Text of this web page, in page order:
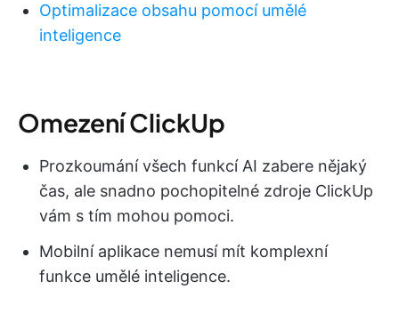
Optimalizace obsahu pomocí umělé
inteligence
Omezení ClickUp
Prozkoumání všech funkcí AI zabere nějaký
čas, ale snadno pochopitelné zdroje ClickUp
vám s tím mohou pomoci.
Mobilní aplikace nemusí mít komplexní
funkce umělé inteligence.